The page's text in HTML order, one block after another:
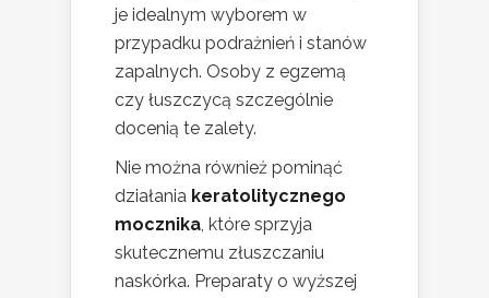
je idealnym wyborem w
przypadku podrażnień i stanów
zapalnych. Osoby z egzemą
czy łuszczycą szczególnie
docenią te zalety.
Nie można również pominąć
działania keratolitycznego
mocznika, które sprzyja
skutecznemu złuszczaniu
naskórka. Preparaty o wyższej